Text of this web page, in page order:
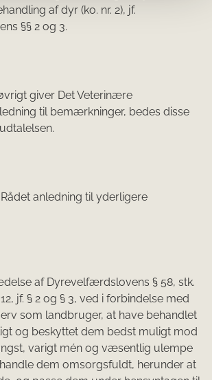
af dyr (ko. nr. 2), jf.
§§ 2 og 3.
giver Det Veterinære
til bemærkninger, bedes disse
anledning til yderligere
af Dyrevelfærdslovens § 58, stk.
jf. § 2 og § 3, ved i forbindelse med
som landbruger, at have behandlet
og beskyttet dem bedst muligt mod
varigt mén og væsentlig ulempe
dem omsorgsfuldt, herunder at